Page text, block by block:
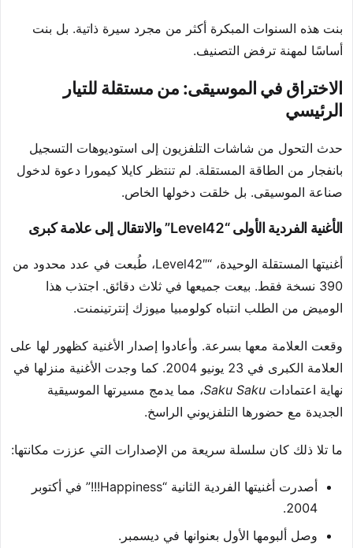
بنت هذه السنوات المبكرة أكثر من مجرد سيرة ذاتية. بل بنت
أساسًا لمهنة ترفض التصنيف.
الاختراق في الموسيقى: من مستقلة للتيار
الرئيسي
حدث التحول من شاشات التلفزيون إلى استوديوهات التسجيل
بانفجار من الطاقة المستقلة. لم تنتظر كايلا كيمورا دعوة لدخول
صناعة الموسيقى. بل خلقت دخولها الخاص.
الأغنية الفردية الأولى “Level42” والانتقال إلى علامة كبرى
أغنيتها المستقلة الوحيدة، “Level42″، طُبعت في عدد محدود من
390 نسخة فقط. بيعت جميعها في ثلاث دقائق. اجتذب هذا
الوميض من الطلب انتباه كولومبيا ميوزك إنترتينمنت.
وقعت العلامة معها بسرعة. وأعادوا إصدار الأغنية كظهور لها على
العلامة الكبرى في 23 يونيو 2004. كما وجدت الأغنية منزلها في
نهاية اعتمادات Saku Saku، مما يدمج مسيرتها الموسيقية
الجديدة مع حضورها التلفزيوني الراسخ.
ما تلا ذلك كان سلسلة سريعة من الإصدارات التي عززت مكانتها:
أصدرت أغنيتها الفردية الثانية “Happiness!!!” في أكتوبر
2004.
وصل ألبومها الأول بعنوانها في ديسمبر.